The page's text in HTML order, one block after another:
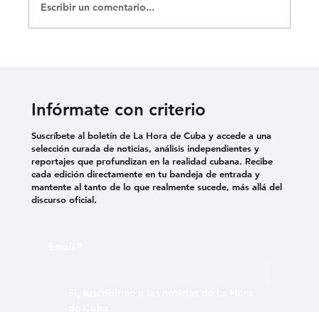
Escribir un comentario...
Infórmate con criterio
Suscríbete al boletín de La Hora de Cuba y accede a una
selección curada de noticias, análisis independientes y
reportajes que profundizan en la realidad cubana. Recibe
cada edición directamente en tu bandeja de entrada y
mantente al tanto de lo que realmente sucede, más allá del
discurso oficial.